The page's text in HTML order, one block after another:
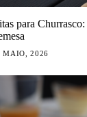
para
MAIO, 2026